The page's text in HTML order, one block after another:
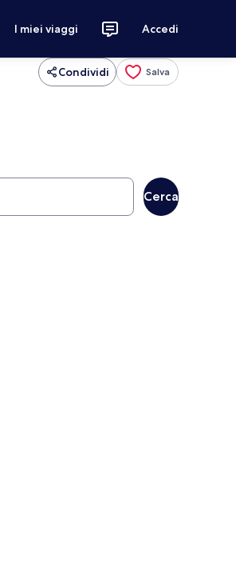
I miei viaggi Accedi
Condividi Salva
Cerca